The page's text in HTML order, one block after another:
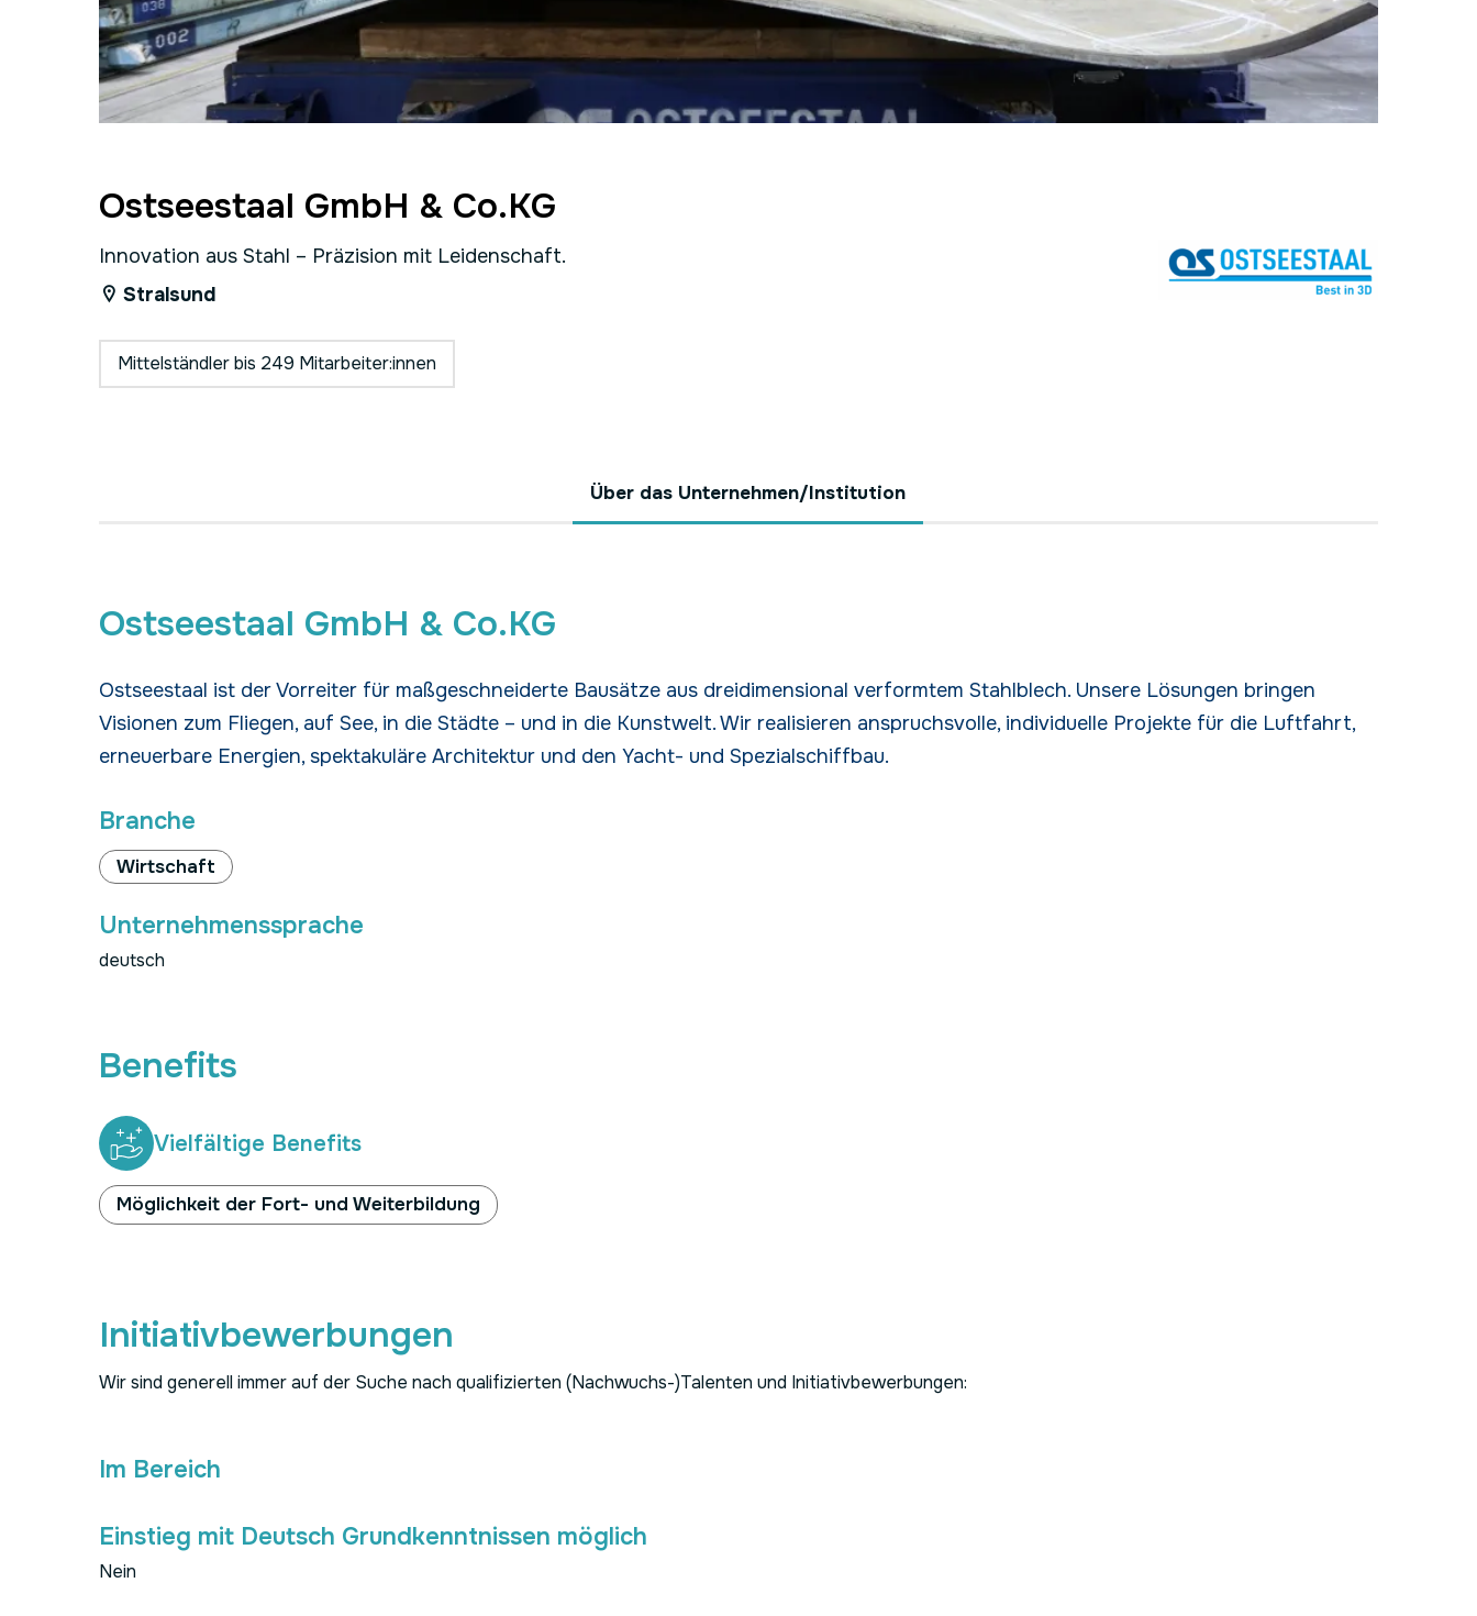
Ostseestaal GmbH & Co.KG
Innovation aus Stahl – Präzision mit Leidenschaft.
Stralsund
Mittelständler bis 249 Mitarbeiter:innen
Über das Unternehmen/Institution
Ostseestaal GmbH & Co.KG
Ostseestaal ist der Vorreiter für maßgeschneiderte Bausätze aus dreidimensional verformtem Stahlblech. Unsere Lösungen bringen
Visionen zum Fliegen, auf See, in die Städte – und in die Kunstwelt. Wir realisieren anspruchsvolle, individuelle Projekte für die Luftfahrt,
erneuerbare Energien, spektakuläre Architektur und den Yacht- und Spezialschiffbau.
Branche
Wirtschaft
Unternehmenssprache
deutsch
Benefits
Vielfältige Benefits
Möglichkeit der Fort- und Weiterbildung
Initiativbewerbungen
Wir sind generell immer auf der Suche nach qualifizierten (Nachwuchs-)Talenten und Initiativbewerbungen:
Im Bereich
Einstieg mit Deutsch Grundkenntnissen möglich
Nein